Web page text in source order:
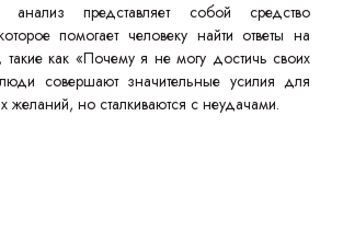
анализ представляет собой средство
помогает человеку найти ответы на
как «Почему я не могу достичь своих
совершают значительные усилия для
желаний, но сталкиваются с неудачами.